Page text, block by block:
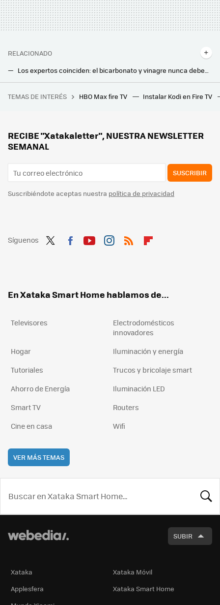
RELACIONADO
Los expertos coinciden: el bicarbonato y vinagre nunca deben mezclarse para limpiar nuestras tuberías
La película de superhéroes más taquillera de la historia vuelve a los cines para repetir el éxito con una versión más larga
TEMAS DE INTERÉS HBO Max fire TV Instalar Kodi en Fire TV
RECIBE "Xatakaletter", NUESTRA NEWSLETTER
SEMANAL
SUSCRIBIR
Suscribiéndote aceptas nuestra política de privacidad
Síguenos
En Xataka Smart Home hablamos de...
Televisores
Electrodomésticos
innovadores
Hogar
Iluminación y energía
Tutoriales
Trucos y bricolaje smart
Ahorro de Energía
Iluminación LED
Smart TV
Routers
Cine en casa
Wifi
VER MÁS TEMAS
SUBIR
Xataka
Xataka Móvil
Applesfera
Xataka Smart Home